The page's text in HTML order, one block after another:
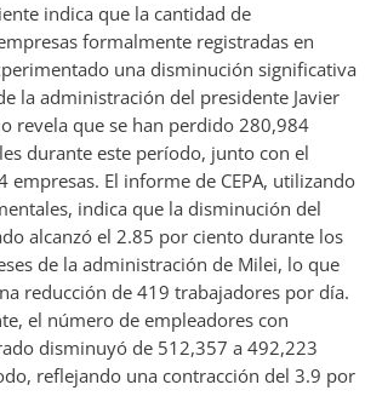
indica que la cantidad de
formalmente registradas en
una disminución significativa
la administración del presidente Javier
revela que se han perdido 280,984
durante este período, junto con el
empresas. El informe de CEPA, utilizando
indica que la disminución del
alcanzó el 2.85 por ciento durante los
de la administración de Milei, lo que
reducción de 419 trabajadores por día.
el número de empleadores con
disminuyó de 512,357 a 492,223
reflejando una contracción del 3.9 por